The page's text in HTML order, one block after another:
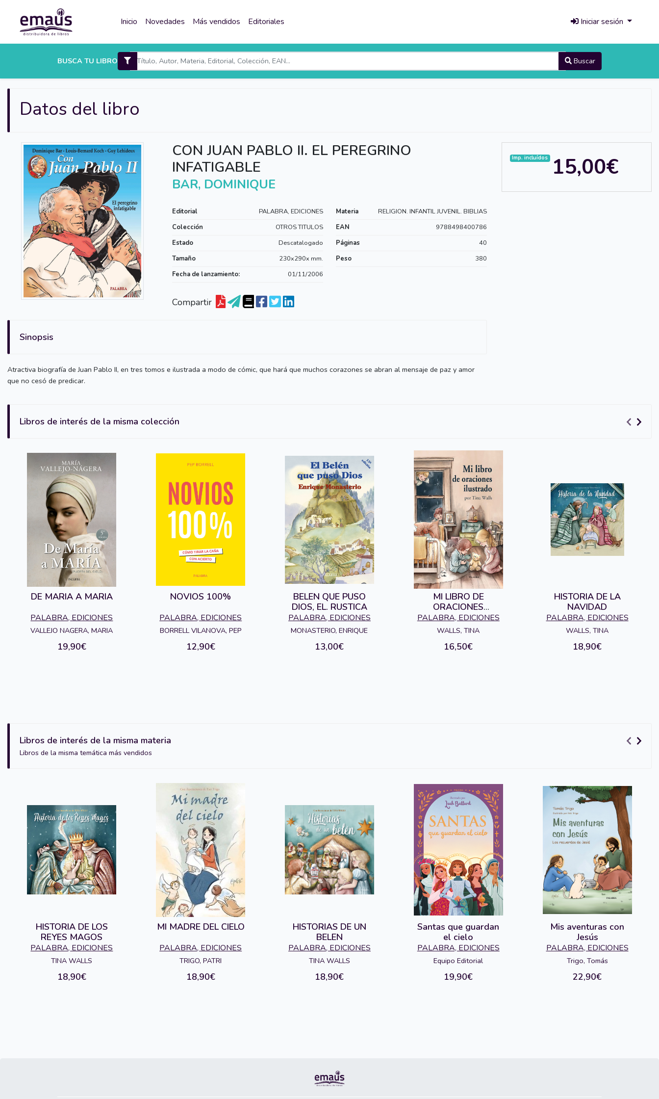
Inicio Novedades Más vendidos Editoriales Iniciar sesión
BUSCA TU LIBRO Buscar
Datos del libro
CON JUAN PABLO II. EL PEREGRINO
INFATIGABLE
BAR, DOMINIQUE
Editorial PALABRA, EDICIONES Materia
RELIGION. INFANTIL JUVENIL. BIBLIAS
Colección
OTROS TITULOS EAN
9788498400786
Estado
Descatalogado Páginas
40
Tamaño
230x290x mm. Peso
380
Fecha de lanzamiento:
01/11/2006
Compartir
Imp. incluídos 15,00€
Sinopsis
Atractiva biografía de Juan Pablo II, en tres tomos e ilustrada a modo de cómic, que hará que muchos corazones se abran al mensaje de paz y amor
que no cesó de predicar.
Libros de interés de la misma colección
DE MARIA A MARIA
PALABRA, EDICIONES
VALLEJO NAGERA, MARIA
19,90€
NOVIOS 100%
PALABRA, EDICIONES
BORRELL VILANOVA, PEP
12,90€
BELEN QUE PUSO
DIOS, EL. RUSTICA
PALABRA, EDICIONES
MONASTERIO, ENRIQUE
13,00€
MI LIBRO DE
ORACIONES
ILUSTRADO
PALABRA, EDICIONES
WALLS, TINA
16,50€
HISTORIA DE LA
NAVIDAD
PALABRA, EDICIONES
WALLS, TINA
18,90€
Libros de interés de la misma materia
Libros de la misma temática más vendidos
HISTORIA DE LOS
REYES MAGOS
PALABRA, EDICIONES
TINA WALLS
18,90€
MI MADRE DEL CIELO
PALABRA, EDICIONES
TRIGO, PATRI
18,90€
HISTORIAS DE UN
BELEN
PALABRA, EDICIONES
TINA WALLS
18,90€
Santas que guardan
el cielo
PALABRA, EDICIONES
Equipo Editorial
19,90€
Mis aventuras con
Jesús
PALABRA, EDICIONES
Trigo, Tomás
22,90€